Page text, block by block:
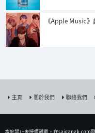
《Apple Music
主頁 關於我們 聯絡我們
本站禁止未授權𨍭載。在saiganak.com